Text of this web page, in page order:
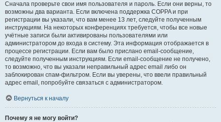
Сначала проверьте свои имя пользователя и пароль. Если они верны, то
возможны два варианта. Если включена поддержка COPPA и при
регистрации вы указали, что вам менее 13 лет, следуйте полученным
инструкциям. На некоторых конференциях требуется, чтобы все новые
учётные записи были активированы пользователями или
администратором до входа в систему. Эта информация отображается в
процессе регистрации. Если вам было прислано email-сообщение,
следуйте полученным инструкциям. Если email-сообщение не получено,
то возможно, что вы указали неправильный адрес email либо он
заблокирован спам-фильтром. Если вы уверены, что ввели правильный
адрес email, попробуйте связаться с администратором.
Вернуться к началу
Почему я не могу войти?